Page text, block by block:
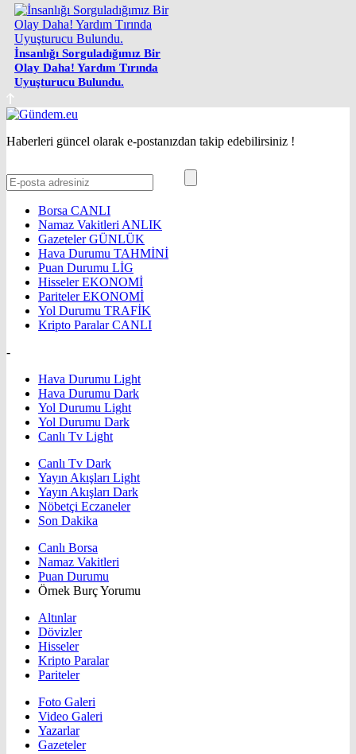
İnsanlığı Sorguladığımız Bir
Olay Daha! Yardım Tırında
Uyuşturucu Bulundu.
Haberleri güncel olarak e-postanızdan takip edebilirsiniz !
Borsa CANLI
Namaz Vakitleri ANLIK
GazetelerGÜNLÜK
Hava Durumu TAHMİNİ
Puan Durumu LİG
HisselerEKONOMİ
ParitelerEKONOMİ
Yol Durumu TRAFİK
Kripto ParalarCANLI
-
Hava Durumu Light
Hava Durumu Dark
Yol Durumu Light
Yol Durumu Dark
Canlı Tv Light
Canlı Tv Dark
Yayın Akışları Light
Yayın Akışları Dark
Nöbetçi Eczaneler
Son Dakika
Canlı Borsa
Namaz Vakitleri
Puan Durumu
Örnek Burç Yorumu
Altınlar
Dövizler
Hisseler
Kripto Paralar
Pariteler
Foto Galeri
Video Galeri
Yazarlar
Gazeteler